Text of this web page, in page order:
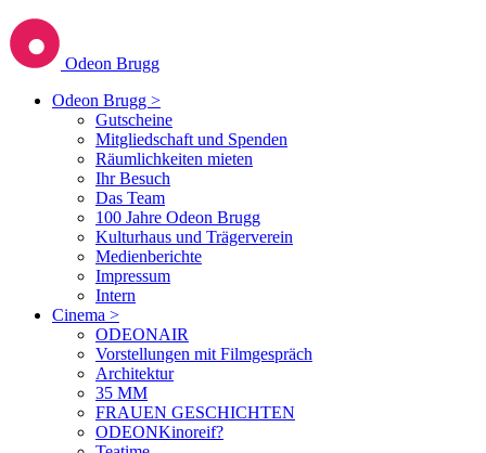
Odeon Brugg
Odeon Brugg >
Gutscheine
Mitgliedschaft und Spenden
Räumlichkeiten mieten
Ihr Besuch
Das Team
100 Jahre Odeon Brugg
Kulturhaus und Trägerverein
Medienberichte
Impressum
Intern
Cinema >
ODEONAIR
Vorstellungen mit Filmgespräch
Architektur
35 MM
FRAUEN GESCHICHTEN
ODEONKinoreif?